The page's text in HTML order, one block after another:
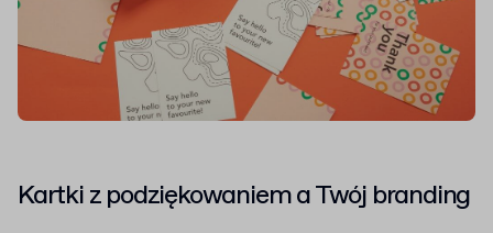
Kartki z podziękowaniem a Twój branding